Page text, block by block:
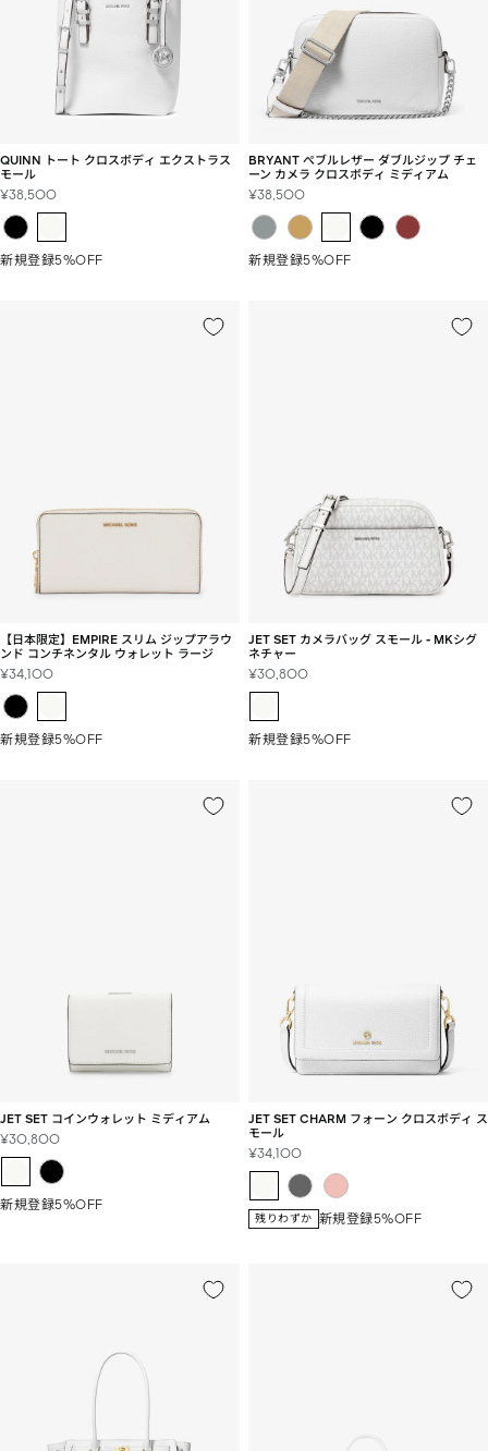
QUINN トート クロスボディ エクストラス
モール
セ
ー
ル
格
¥38,500
新規登録5%OFF
BRYANT ぺブルレザー ダブルジップ チェ
ーン カメラ クロスボディ ミディアム
セ
ー
ル
格
¥38,500
新規登録5%OFF
【日本限定】EMPIRE スリム ジップアラウ
ンド コンチネンタル ウォレット ラージ
セ
ー
ル
格
¥34,100
新規登録5%OFF
JET SET カメラバッグ スモール - MKシグ
ネチャー
セ
ー
格
¥30,800
新規登録5%OFF
JET SET コインウォレット ミディアム
セ
ー
格
¥30,800
新規登録5%OFF
JET SET CHARM フォーン クロスボディ ス
モール
セ
ー
価
格
¥34,100
残りわずか 新規登録5%OFF